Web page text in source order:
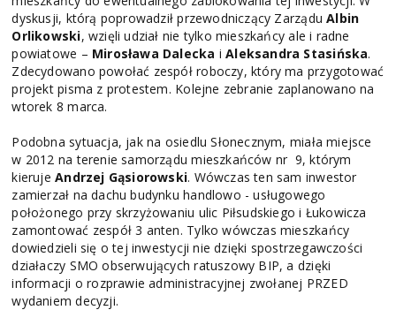
dyskusji, którą poprowadził przewodniczący ZarząduAlbin
Orlikowski, wzięli udział nie tylko mieszkańcy ale i radne
powiatowe – Mirosława Dalecka iAleksandra Stasińska.
Zdecydowano powołać zespół roboczy, który ma przygotować
projekt pisma z protestem. Kolejne zebranie zaplanowano na
wtorek 8 marca.
Podobna sytuacja, jak na osiedlu Słonecznym, miała miejsce
w 2012 na terenie samorządu mieszkańców nr 9, którym
kierujeAndrzej Gąsiorowski. Wówczas ten sam inwestor
zamierzał na dachu budynku handlowo - usługowego
położonego przy skrzyżowaniu ulic Piłsudskiego i Łukowicza
zamontować zespół 3 anten. Tylko wówczas mieszkańcy
dowiedzieli się o tej inwestycji nie dzięki spostrzegawczości
działaczy SMO obserwujących ratuszowy BIP, a dzięki
informacji o rozprawie administracyjnej zwołanej PRZED
wydaniem decyzji.